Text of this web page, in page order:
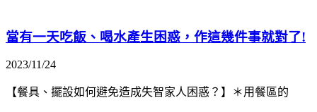
當有一天吃飯、喝水產生困惑，作這幾件事就對了!
2023/11/24
【餐具、擺設如何避免造成失智家人困惑？】＊用餐區的